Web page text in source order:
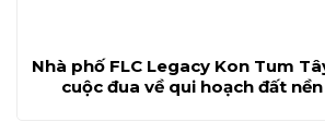
Nhà phố FLC Legacy Kon Tum
cuộc đua về qui hoạch đất